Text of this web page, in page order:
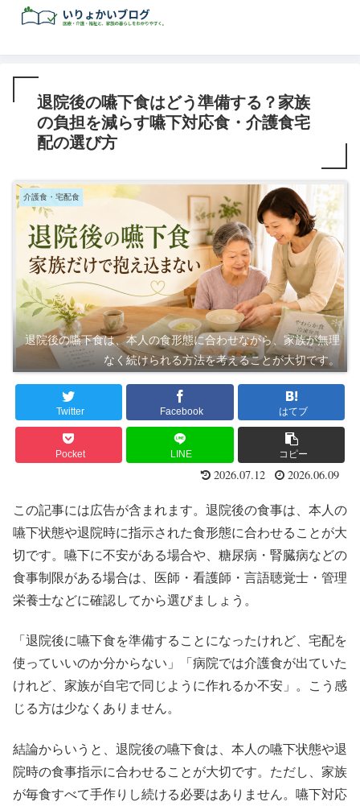
退院後の嚥下食はどう準備する？家族
の負担を減らす嚥下対応食・介護食宅
配の選び方
介護食・宅配食
退院後の嚥下食は、本人の食形態に合わせながら、家族が無理
なく続けられる方法を考えることが大切です。
Twitter Facebook はてブ
Pocket LINE コピー
2026.07.12 2026.06.09
この記事には広告が含まれます。退院後の食事は、本人の
嚥下状態や退院時に指示された食形態に合わせることが大
切です。嚥下に不安がある場合や、糖尿病・腎臓病などの
食事制限がある場合は、医師・看護師・言語聴覚士・管理
栄養士などに確認してから選びましょう。
「退院後に嚥下食を準備することになったけれど、宅配を
使っていいのか分からない」「病院では介護食が出ていた
けれど、家族が自宅で同じように作れるか不安」。こう感
じる方は少なくありません。
結論からいうと、退院後の嚥下食は、本人の嚥下状態や退
院時の食事指示に合わせることが大切です。ただし、家族
が毎食すべて手作りし続ける必要はありません。嚥下対応